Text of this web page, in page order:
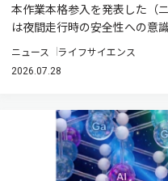
本作業本格参入を発表した（
は夜間走行時の安全性への意
ニュース ライフサイエンス
2026.07.28